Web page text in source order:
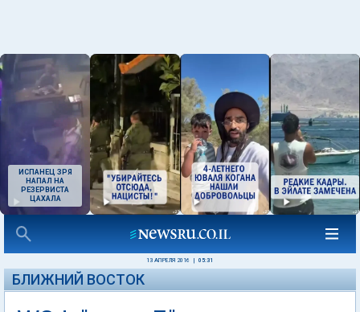
ИСПАНЕЦ ЗРЯ
НАПАЛ НА
РЕЗЕРВИСТА
ЦАХАЛА
13 АПРЕЛЯ 2016 05:31
БЛИЖНИЙ ВОСТОК